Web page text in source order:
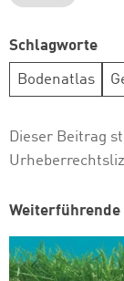
Schlagworte
Bodenatlas
Dieser Beitrag